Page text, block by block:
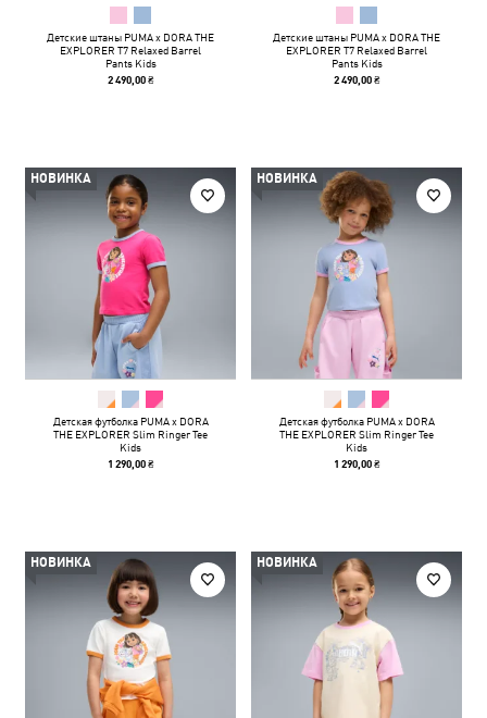
Детские штаны PUMA x DORA THE
EXPLORER T7 Relaxed Barrel
Pants Kids
2 490,00 ₴
Детские штаны PUMA x DORA THE
EXPLORER T7 Relaxed Barrel
Pants Kids
2 490,00 ₴
НОВИНКА
Детская футболка PUMA x DORA
THE EXPLORER Slim Ringer Tee
Kids
1 290,00 ₴
НОВИНКА
Детская футболка PUMA x DORA
THE EXPLORER Slim Ringer Tee
Kids
1 290,00 ₴
НОВИНКА НОВИНКА